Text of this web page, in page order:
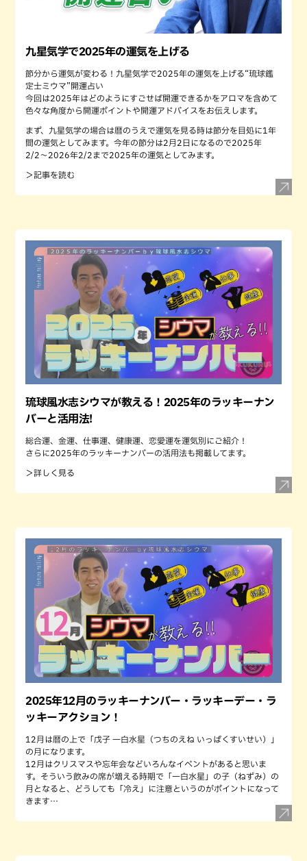
九星気学で2025年の運気を上げる
節分から運気が変わる！九星気学で2025年の運気を上げる“琉球鑑
定士ミウマ”開運占い
今回は2025年はどのようにすごせば開運できるかをアロマを含めて
色々な角度から開運ポイントや開運アドバイスをお伝えします。
まず、九星気学の場合は暦のうえで運気を見る時は節分を目処に1年
間の運気としてみます。今年の節分は2月2日になるので2025年
2/2〜2026年2/2まで2025年の運気としてみます。
＞記事を読む
琉球風水志シウマが教える！2025年のラッキーナン
バーと活用法!
総合運、金運、仕事運、健康運、恋愛運を運気別にご紹介！
さらに2025年のラッキーナンバーの活用法も掲載してます。
＞詳しく見る
2025年12月のラッキーナンバー・ラッキーデー・ラ
ッキーアクション！
12月は暦の上で「戊子 一白水星（つちのえね いっぱくすいせい）」
の月になります。
12月はクリスマスや忘年会などいろんなイベントがあると思いま
す。そういう飲みの席が増える時期で「一白水星」の子（ねずみ）の
月となると、どうしても「冷え」に注意というのがポイントになって
きます…